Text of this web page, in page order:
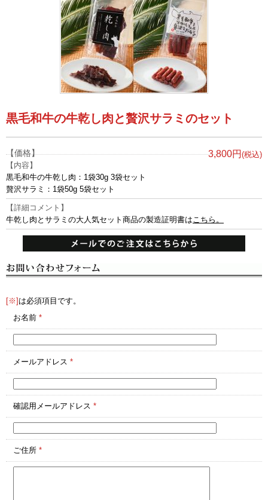
黒毛和牛の牛乾し肉と贅沢サラミのセット
【価格】 3,800円(税込)
【内容】
黒毛和牛の牛乾し肉：1袋30g 3袋セット
贅沢サラミ：1袋50g 5袋セット
【詳細コメント】
牛乾し肉とサラミの大人気セット商品の製造証明書はこちら。
[※] は必須項目です。
お名前 *
メールアドレス *
確認用メールアドレス *
ご住所 *